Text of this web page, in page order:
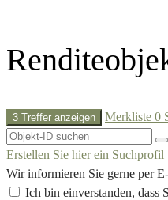
3 Treffer anzeigen Merkliste 0
Erstellen Sie hier ein Suchprofil
Wir informieren Sie gerne per
Ich bin einverstanden, dass